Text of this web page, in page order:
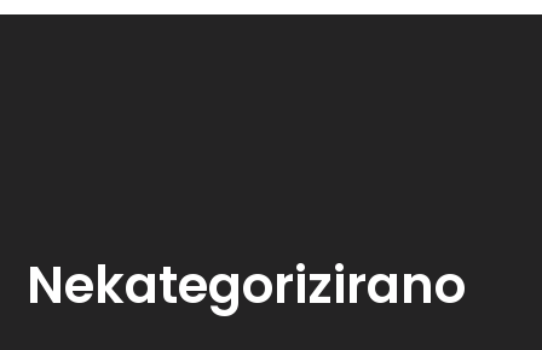
Nekategorizirano